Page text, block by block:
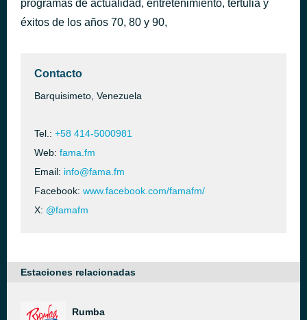
programas de actualidad, entretenimiento, tertulia y
éxitos de los años 70, 80 y 90,
Contacto
Barquisimeto, Venezuela
Tel.: +58 414-5000981
Web: fama.fm
Email: info@fama.fm
Facebook: www.facebook.com/famafm/
X: @famafm
Estaciones relacionadas
Rumba